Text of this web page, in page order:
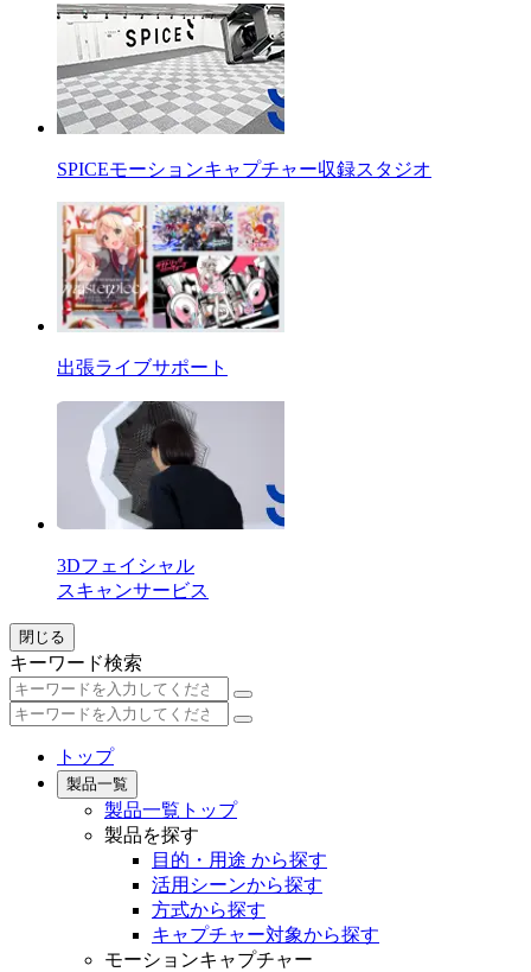
SPICEモーションキャプチャー収録スタジオ
出張ライブサポート
3Dフェイシャル
スキャンサービス
閉じる
キーワード検索
トップ
製品一覧
製品一覧トップ
製品を探す
目的・用途 から探す
活用シーンから探す
方式から探す
キャプチャー対象から探す
モーションキャプチャー